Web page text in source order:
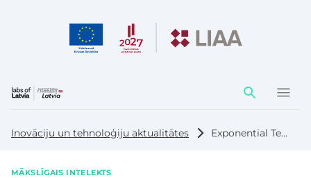
Darbības
elementi
Inovāciju un tehnoloģiju aktualitātes Exponential Technologies piesaista Porsche riska kapitāla fonda finansējumu
MĀKSLĪGAIS INTELEKTS